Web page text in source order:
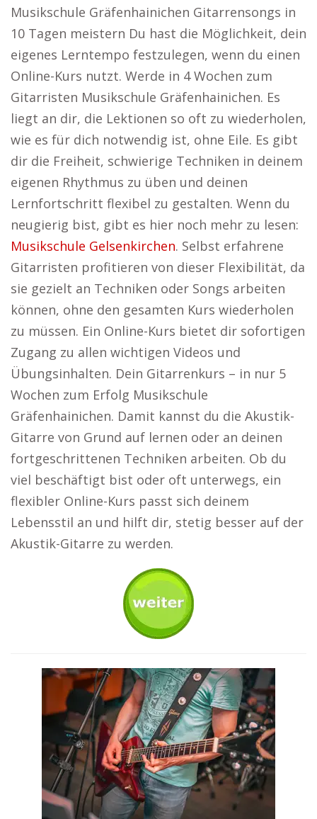
Musikschule Gräfenhainichen Gitarrensongs in
10 Tagen meistern Du hast die Möglichkeit, dein
eigenes Lerntempo festzulegen, wenn du einen
Online-Kurs nutzt. Werde in 4 Wochen zum
Gitarristen Musikschule Gräfenhainichen. Es
liegt an dir, die Lektionen so oft zu wiederholen,
wie es für dich notwendig ist, ohne Eile. Es gibt
dir die Freiheit, schwierige Techniken in deinem
eigenen Rhythmus zu üben und deinen
Lernfortschritt flexibel zu gestalten. Wenn du
neugierig bist, gibt es hier noch mehr zu lesen:
Musikschule Gelsenkirchen. Selbst erfahrene
Gitarristen profitieren von dieser Flexibilität, da
sie gezielt an Techniken oder Songs arbeiten
können, ohne den gesamten Kurs wiederholen
zu müssen. Ein Online-Kurs bietet dir sofortigen
Zugang zu allen wichtigen Videos und
Übungsinhalten. Dein Gitarrenkurs – in nur 5
Wochen zum Erfolg Musikschule
Gräfenhainichen. Damit kannst du die Akustik-
Gitarre von Grund auf lernen oder an deinen
fortgeschrittenen Techniken arbeiten. Ob du
viel beschäftigt bist oder oft unterwegs, ein
flexibler Online-Kurs passt sich deinem
Lebensstil an und hilft dir, stetig besser auf der
Akustik-Gitarre zu werden.